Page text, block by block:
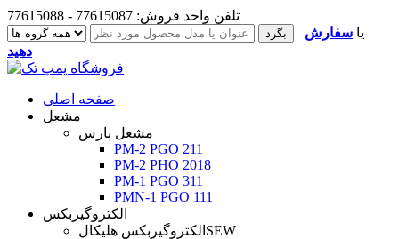
تلفن واحد فروش: 77615087 - 77615088
یا سفارش
دهید
صفحه اصلی
مشعل
مشعل پارس
PM-2 PGO 211
PM-2 PHO 2018
PM-1 PGO 311
PMN-1 PGO 111
الکتروگیربکس
الکتروگیربکس هلیکالSEW